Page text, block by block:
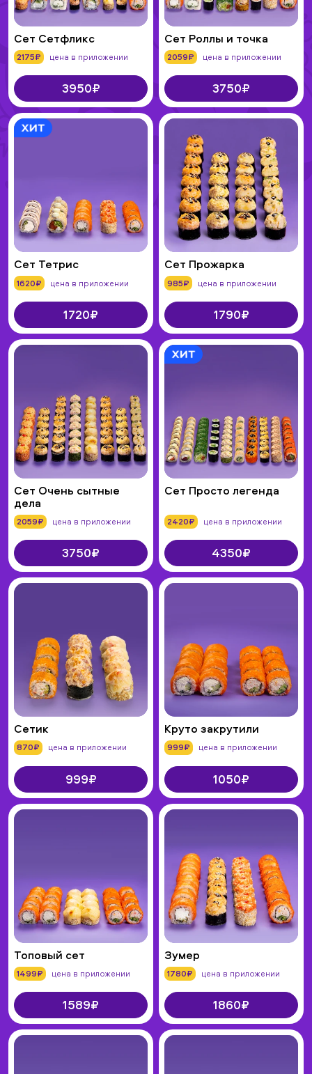
Сет Сетфликс
2175₽ цена в приложении
3950₽
Сет Роллы и точка
2059₽ цена в приложении
3750₽
Сет Тетрис
1620₽ цена в приложении
1720₽
Сет Прожарка
985₽ цена в приложении
1790₽
Сет Очень сытные
дела
2059₽ цена в приложении
3750₽
Сет Просто легенда
2420₽ цена в приложении
4350₽
Сетик
870₽ цена в приложении
999₽
Круто закрутили
999₽ цена в приложении
1050₽
Топовый сет
1499₽ цена в приложении
1589₽
Зумер
1780₽ цена в приложении
1860₽